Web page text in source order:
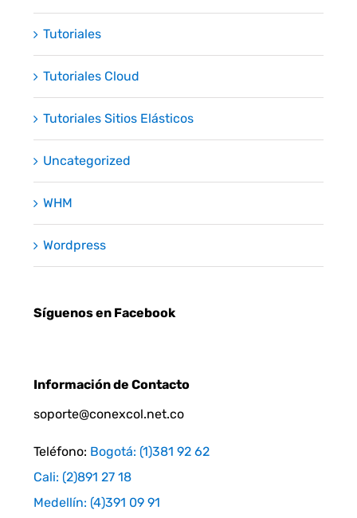
Tutoriales
Tutoriales Cloud
Tutoriales Sitios Elásticos
Uncategorized
WHM
Wordpress
Síguenos en Facebook
Información de Contacto
soporte@conexcol.net.co
Teléfono: Bogotá: (1)381 92 62
Cali: (2)891 27 18
Medellín: (4)391 09 91